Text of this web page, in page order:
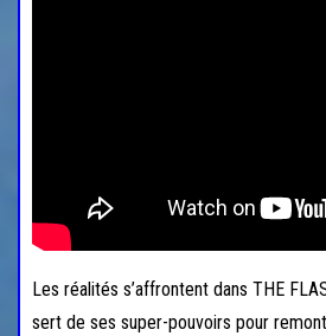
Les réalités s’affrontent dans THE
sert de ses super-pouvoirs pour